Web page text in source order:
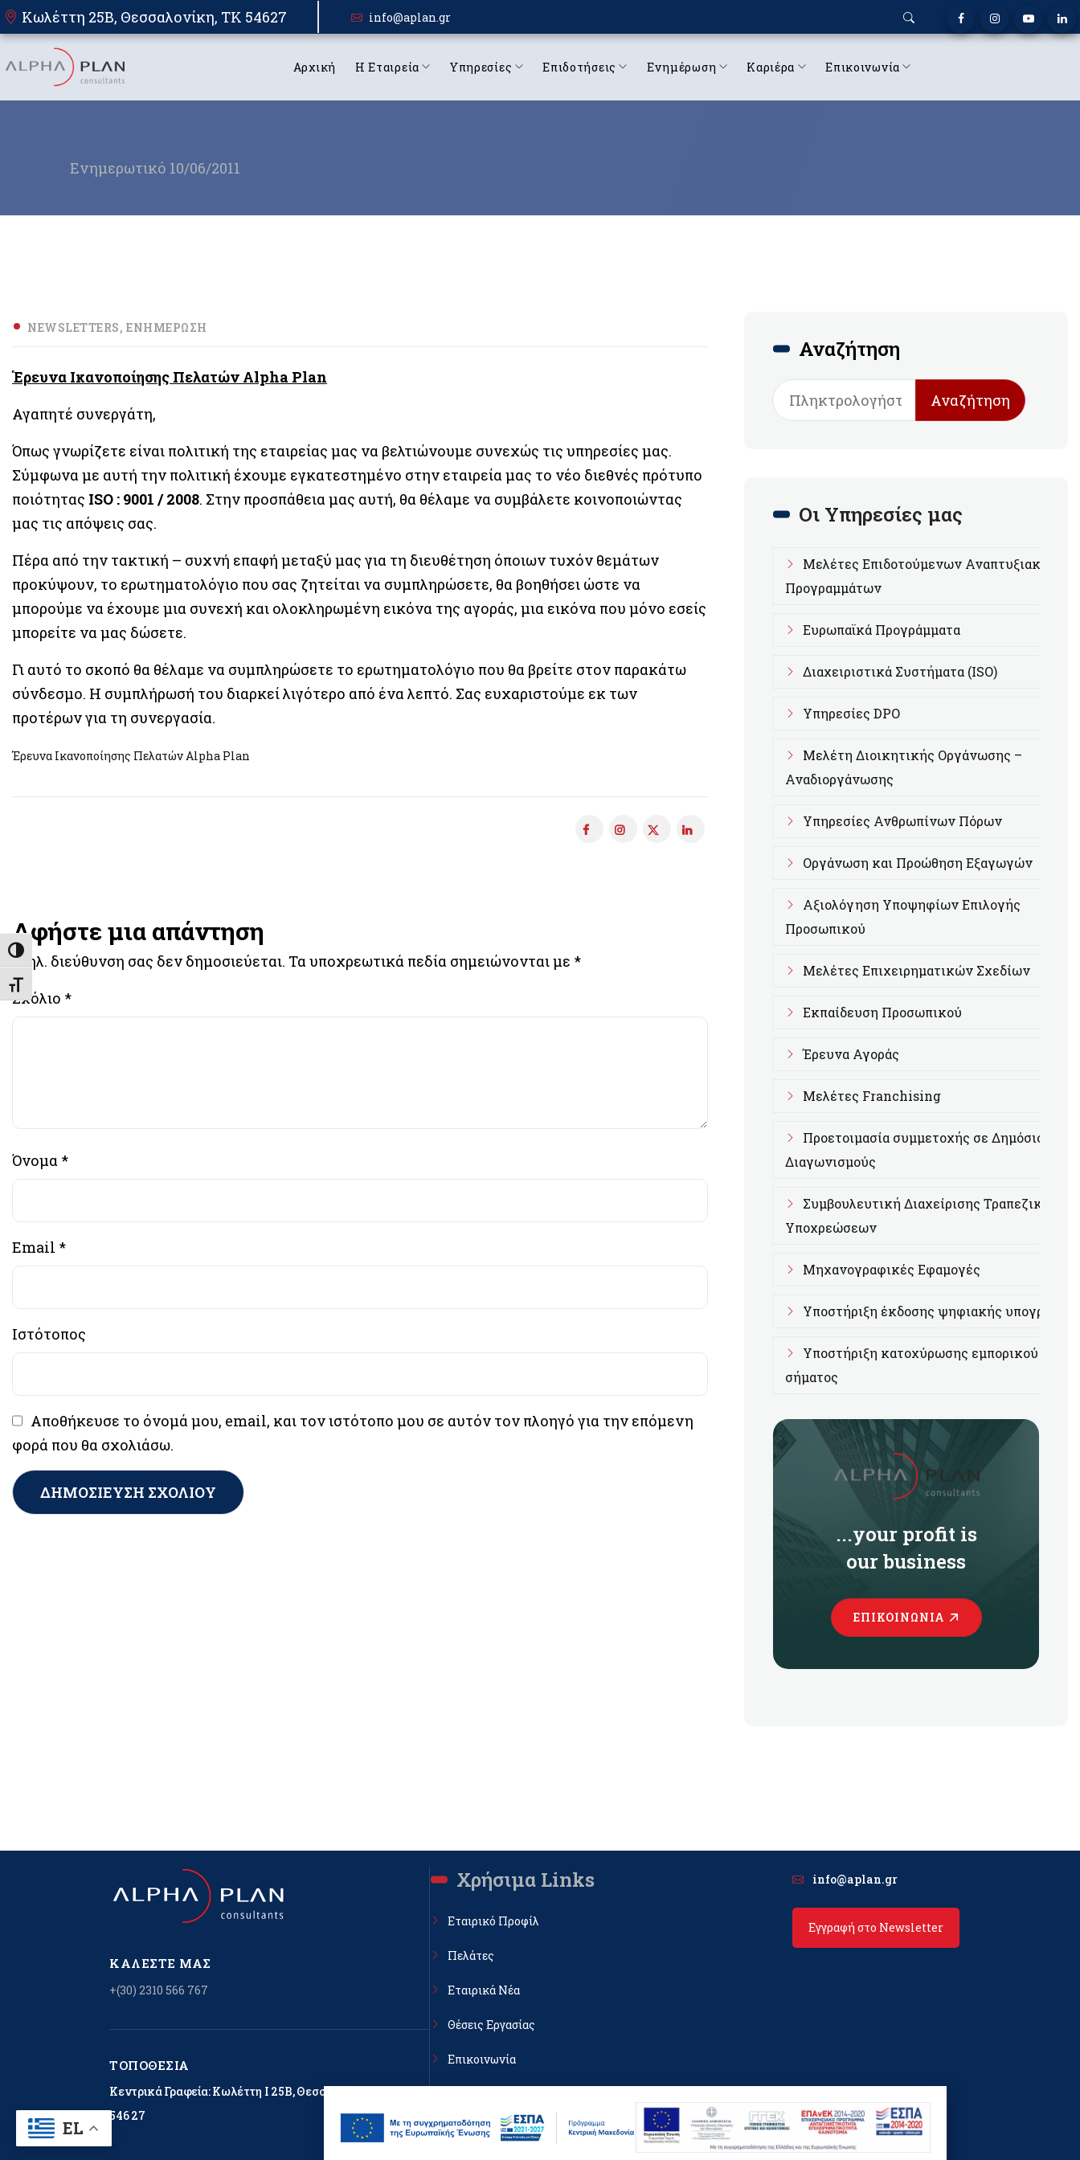
Εναλλαγή Υψηλής Αντίθεσης
Εναλλαγή Μεγέθους Γραμμάτων
Κωλέττη 25Β, Θεσσαλονίκη, TK 54627 info@aplan.gr
Αρχική Η Εταιρεία Υπηρεσίες Επιδοτήσεις Ενημέρωση Καριέρα Επικοινωνία
Ενημερωτικό 10/06/2011
NEWSLETTERS ΕΝΗΜΈΡΩΣΗ
Έρευνα Ικανοποίησης Πελατών Alpha Plan
Αγαπητέ συνεργάτη,
Όπως γνωρίζετε είναι πολιτική της εταιρείας μας να βελτιώνουμε συνεχώς τις υπηρεσίες μας.
Σύμφωνα με αυτή την πολιτική έχουμε εγκατεστημένο στην εταιρεία μας το νέο διεθνές πρότυπο
ποιότητας ΙSO : 9001 / 2008. Στην προσπάθεια μας αυτή, θα θέλαμε να συμβάλετε κοινοποιώντας
μας τις απόψεις σας.
Πέρα από την τακτική – συχνή επαφή μεταξύ μας για τη διευθέτηση όποιων τυχόν θεμάτων
προκύψουν, το ερωτηματολόγιο που σας ζητείται να συμπληρώσετε, θα βοηθήσει ώστε να
μπορούμε να έχουμε μια συνεχή και ολοκληρωμένη εικόνα της αγοράς, μια εικόνα που μόνο εσείς
μπορείτε να μας δώσετε.
Γι αυτό το σκοπό θα θέλαμε να συμπληρώσετε το ερωτηματολόγιο που θα βρείτε στον παρακάτω
σύνδεσμο. Η συμπλήρωσή του διαρκεί λιγότερο από ένα λεπτό. Σας ευχαριστούμε εκ των
προτέρων για τη συνεργασία.
Έρευνα Ικανοποίησης Πελατών Alpha Plan
Αφήστε μια απάντηση
Η ηλ. διεύθυνση σας δεν δημοσιεύεται. Τα υποχρεωτικά πεδία σημειώνονται με *
Σχόλιο *
Όνομα *
Email *
Ιστότοπος
Αποθήκευσε το όνομά μου, email, και τον ιστότοπο μου σε αυτόν τον πλοηγό για την επόμενη
φορά που θα σχολιάσω.
Αναζήτηση
Αναζήτηση
Οι Υπηρεσίες μας
Μελέτες Επιδοτούμενων Αναπτυξιακών
Προγραμμάτων
Ευρωπαϊκά Προγράμματα
Διαχειριστικά Συστήματα (ISO)
Υπηρεσίες DPO
Μελέτη Διοικητικής Οργάνωσης –
Αναδιοργάνωσης
Υπηρεσίες Ανθρωπίνων Πόρων
Οργάνωση και Προώθηση Εξαγωγών
Αξιολόγηση Υποψηφίων Επιλογής
Προσωπικού
Μελέτες Επιχειρηματικών Σχεδίων
Εκπαίδευση Προσωπικού
Έρευνα Αγοράς
Μελέτες Franchising
Προετοιμασία συμμετοχής σε Δημόσιους
Διαγωνισμούς
Συμβουλευτική Διαχείρισης Τραπεζικών
Υποχρεώσεων
Μηχανογραφικές Εφαμογές
Υποστήριξη έκδοσης ψηφιακής υπογραφής
Υποστήριξη κατοχύρωσης εμπορικού
σήματος
...your profit is
our business
ΕΠΙΚΟΙΝΩΝΊΑ
ΚΑΛΈΣΤΕ ΜΑΣ
+(30) 2310 566 767
ΤΟΠΟΘΕΣΊΑ
Κεντρικά Γραφεία: Κωλέττη Ι 25Β, Θεσσαλονίκη, ΤΚ
546 27
Χρήσιμα Links
Εταιρικό Προφίλ
Πελάτες
Εταιρικά Νέα
Θέσεις Εργασίας
Επικοινωνία
info@aplan.gr
Εγγραφή στο Newsletter
EL